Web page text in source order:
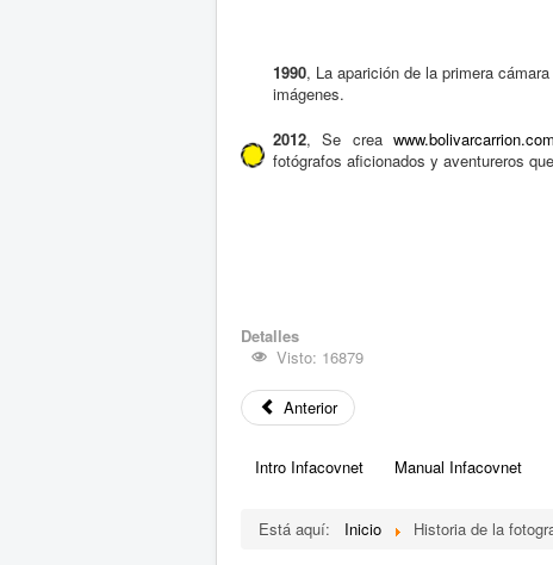
1990, La aparición de la primera
imágenes.
2012, Se creawww.bolivarcarrion.com
fotógrafos aficionados y aventureros
Detalles
Visto: 16879
Anterior
Intro Infacovnet Manual Infacovnet
Está aquí: Inicio Historia de la